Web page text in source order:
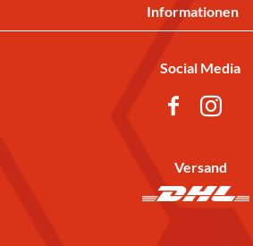
Informationen
Social Media
Versand